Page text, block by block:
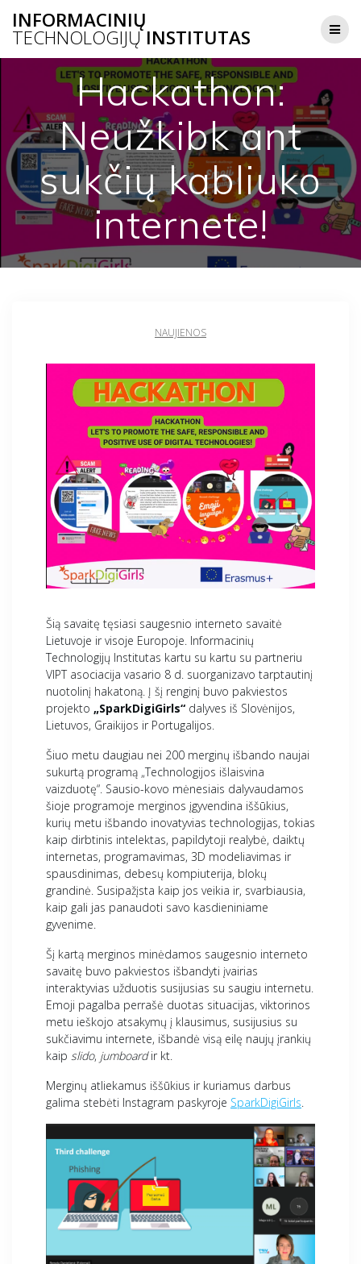
content
INFORMACINIŲ
TECHNOLOGIJŲINSTITUTAS
Hackathon:
Neužkibk ant
sukčių kabliuko
internete!
NAUJIENOS
Šią savaitę tęsiasi saugesnio interneto savaitė
Lietuvoje ir visoje Europoje. Informacinių
Technologijų Institutas kartu su kartu su partneriu
VIPT asociacija vasario 8 d. suorganizavo tarptautinį
nuotolinį hakatoną. Į šį renginį buvo pakviestos
projekto „SparkDigiGirls“ dalyves iš Slovėnijos,
Lietuvos, Graikijos ir Portugalijos.
Šiuo metu daugiau nei 200 merginų išbando naujai
sukurtą programą „Technologijos išlaisvina
vaizduotę“. Sausio-kovo mėnesiais dalyvaudamos
šioje programoje merginos įgyvendina iššūkius,
kurių metu išbando inovatyvias technologijas, tokias
kaip dirbtinis intelektas, papildytoji realybė, daiktų
internetas, programavimas, 3D modeliavimas ir
spausdinimas, debesų kompiuterija, blokų
grandinė. Susipažįsta kaip jos veikia ir, svarbiausia,
kaip gali jas panaudoti savo kasdieniniame
gyvenime.
Šį kartą merginos minėdamos saugesnio interneto
savaitę buvo pakviestos išbandyti įvairias
interaktyvias užduotis susijusias su saugiu internetu.
Emoji pagalba perrašė duotas situacijas, viktorinos
metu ieškojo atsakymų į klausimus, susijusius su
sukčiavimu internete, išbandė visą eilę naujų įrankių
kaip slido, jumboardir kt.
Merginų atliekamus iššūkius ir kuriamus darbus
galima stebėti Instagram paskyroje SparkDigiGirls.